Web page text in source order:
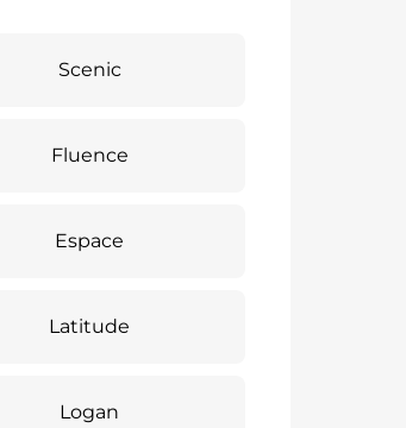
Scenic
Fluence
Espace
Latitude
Logan